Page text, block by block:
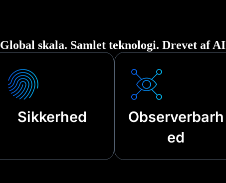
Global skala. Samlet teknologi. Drevet af
Sikkerhed
Observerbarh
ed